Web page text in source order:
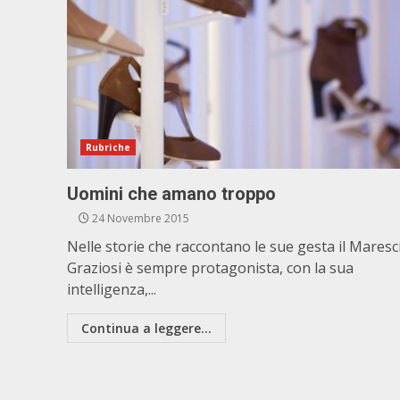
Rubriche
Uomini che amano troppo
24 Novembre 2015
Nelle storie che raccontano le sue gesta il
Graziosi è sempre protagonista, con la sua
intelligenza,...
Continua a leggere...